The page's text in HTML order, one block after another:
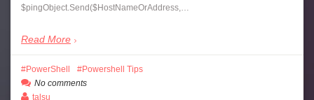
$pingObject.Send($HostNameOrAddress,…
Read More
PowerShell
Powershell Tips
No comments
talsu